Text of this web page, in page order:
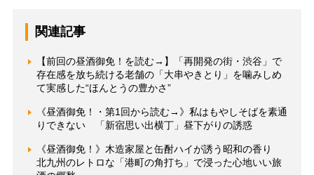
関連記事
【前回の昼酒御免！を読む→】「再開発の街・渋谷」で
存在感を放ち続ける老舗の「大串やきとり」を噛みしめ
て実感した“ほんとうの豊かさ”
《昼酒御免！・第1回から読む→》私はもやしそばを素通
りできない 「新宿思い出横丁」昼下がりの誘惑
《昼酒御免！》木造家屋と缶酎ハイが誘う昭和の香り
北九州のレトロな「港町の角打ち」で浸った心地いい旅